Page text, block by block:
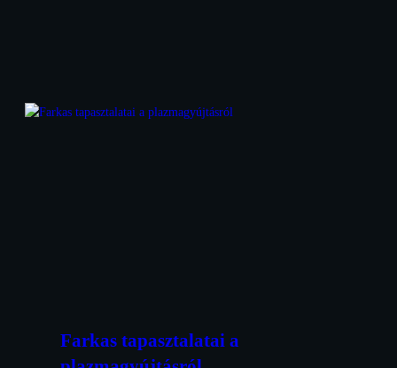
Farkas tapasztalatai a